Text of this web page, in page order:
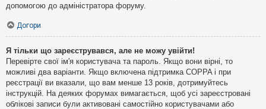
допомогою до адміністратора форуму.
Догори
Я тільки що зареєструвався, але не можу увійти!
Перевірте свої ім'я користувача та пароль. Якщо вони вірні, то
можливі два варіанти. Якщо включена підтримка COPPA і при
реєстрації ви вказали, що вам менше 13 років, дотримуйтесь
інструкцій. На деяких форумах вимагається, щоб усі зареєстровані
облікові записи були активовані самостійно користувачами або